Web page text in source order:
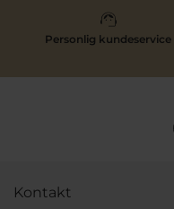
Personlig kundeservice
Kontakt